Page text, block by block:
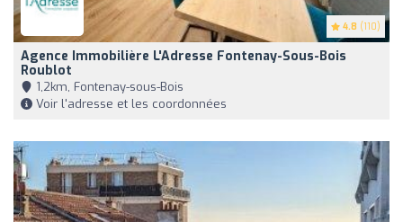
4.8 (110)
Agence Immobilière L'Adresse Fontenay-Sous-Bois
Roublot
1,2km, Fontenay-sous-Bois
Voir l'adresse et les coordonnées